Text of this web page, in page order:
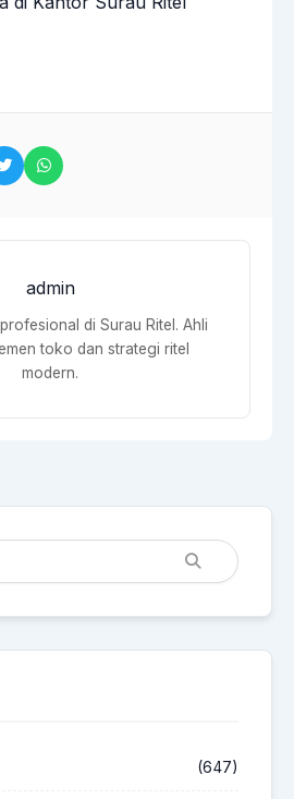
admin
di Surau Ritel. Ahli
toko dan strategi ritel
modern.
(647)